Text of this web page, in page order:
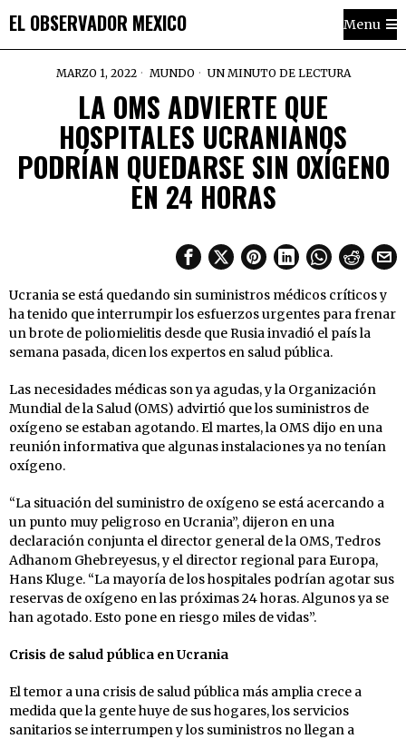
EL OBSERVADOR MEXICO Menu
MARZO 1, 2022 MUNDO UN MINUTO DE LECTURA
LA OMS ADVIERTE QUE
HOSPITALES UCRANIANOS
PODRÍAN QUEDARSE SIN OXÍGENO
EN 24 HORAS
Ucrania se está quedando sin suministros médicos críticos y
ha tenido que interrumpir los esfuerzos urgentes para frenar
un brote de poliomielitis desde que Rusia invadió el país la
semana pasada, dicen los expertos en salud pública.
Las necesidades médicas son ya agudas, y la Organización
Mundial de la Salud (OMS) advirtió que los suministros de
oxígeno se estaban agotando. El martes, la OMS dijo en una
reunión informativa que algunas instalaciones ya no tenían
oxígeno.
“La situación del suministro de oxígeno se está acercando a
un punto muy peligroso en Ucrania”, dijeron en una
declaración conjunta el director general de la OMS, Tedros
Adhanom Ghebreyesus, y el director regional para Europa,
Hans Kluge. “La mayoría de los hospitales podrían agotar sus
reservas de oxígeno en las próximas 24 horas. Algunos ya se
han agotado. Esto pone en riesgo miles de vidas”.
Crisis de salud pública en Ucrania
El temor a una crisis de salud pública más amplia crece a
medida que la gente huye de sus hogares, los servicios
sanitarios se interrumpen y los suministros no llegan a